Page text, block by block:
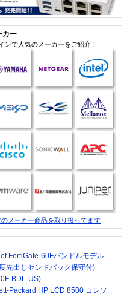
カー
ンで人気のメーカーをご紹介！
メーカー商品を取り扱ってます
FortiGate-60Fバンドルモデル
先出しセンドバック保守付)
BDL-US)
Packard HP LCD 8500 コンソ